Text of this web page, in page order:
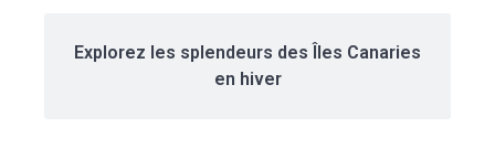
Explorez les splendeurs des Îles Canaries
en hiver